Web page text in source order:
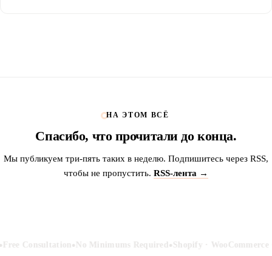
НА ЭТОМ ВСЁ
Спасибо, что прочитали до конца.
Мы публикуем три-пять таких в неделю. Подпишитесь через RSS,
чтобы не пропустить. RSS-лента →
Consultation • No Minimums Required • Shopify · WooCommerce